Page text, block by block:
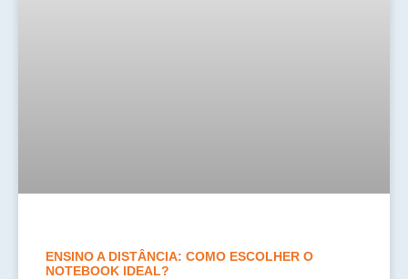
ENSINO A DISTÂNCIA: COMO ESCOLHER O
NOTEBOOK IDEAL?